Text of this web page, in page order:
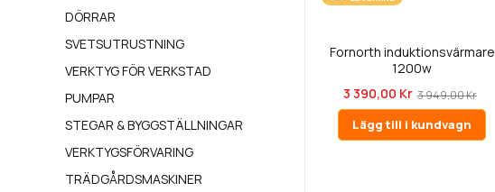
Fornorth induktionsvärmare
1200w
3 390,00 Kr 3 949,00 Kr
Lägg till i kundvagn
DÖRRAR
SVETSUTRUSTNING
VERKTYG FÖR VERKSTAD
PUMPAR
STEGAR & BYGGSTÄLLNINGAR
VERKTYGSFÖRVARING
TRÄDGÅRDSMASKINER